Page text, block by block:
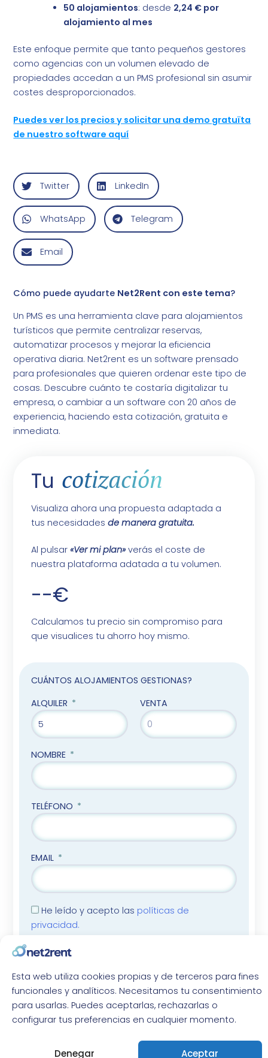
Esta web utiliza cookies propias y de terceros para fines
funcionales y analíticos. Necesitamos tu consentimiento
para usarlas. Puedes aceptarlas, rechazarlas o
configurar tus preferencias en cualquier momento.
Aceptar
Denegar
50 alojamientos: desde 2,24 € por
alojamiento al mes
Este enfoque permite que tanto pequeños gestores
como agencias con un volumen elevado de
propiedades accedan a un PMS profesional sin asumir
costes desproporcionados.
Puedes ver los precios y solicitar una demo gratuïta
de nuestro software aquí
Twitter LinkedIn
WhatsApp Telegram
Email
Cómo puede ayudarte Net2Rent con este tema?
Un PMS es una herramienta clave para alojamientos
turísticos que permite centralizar reservas,
automatizar procesos y mejorar la eficiencia
operativa diaria. Net2rent es un software prensado
para profesionales que quieren ordenar este tipo de
cosas. Descubre cuánto te costaría digitalizar tu
empresa, o cambiar a un software con 20 años de
experiencia, haciendo esta cotización, gratuita e
inmediata.
Tu cotización
Visualiza ahora una propuesta adaptada a
tus necesidades de manera gratuita.
Al pulsar«Ver mi plan»verás el coste de
nuestra plataforma adatada a tu volumen.
--€
Calculamos tu precio sin compromiso para
que visualices tu ahorro hoy mismo.
CUÁNTOS ALOJAMIENTOS GESTIONAS?
ALQUILER
VENTA
NOMBRE
TELÉFONO
EMAIL
He leído y acepto las políticas de
privacidad.
Info solicitada